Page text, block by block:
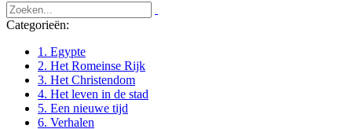
Categorieën:
1. Egypte
2. Het Romeinse Rijk
3. Het Christendom
4. Het leven in de stad
5. Een nieuwe tijd
6. Verhalen